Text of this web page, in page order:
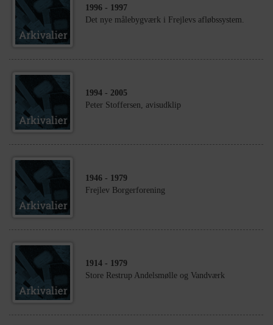
1996 - 1997
Det nye målebygværk i Frejlevs afløbssystem.
1994 - 2005
Peter Stoffersen, avisudklip
1946 - 1979
Frejlev Borgerforening
1914 - 1979
Store Restrup Andelsmølle og Vandværk